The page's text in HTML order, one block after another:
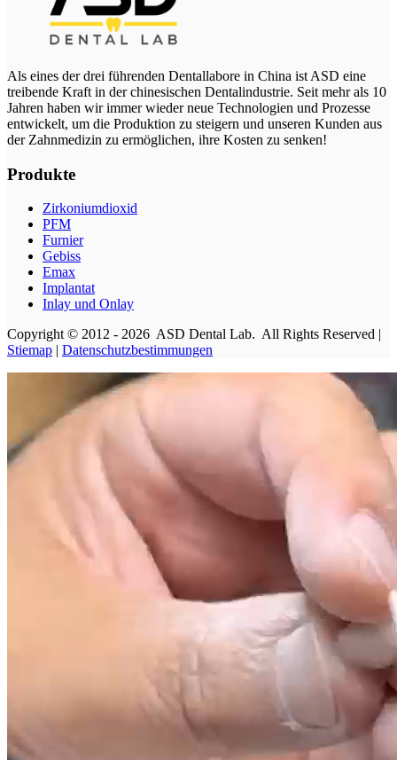
Als eines der drei führenden Dentallabore in China ist ASD eine
treibende Kraft in der chinesischen Dentalindustrie. Seit mehr als 10
Jahren haben wir immer wieder neue Technologien und Prozesse
entwickelt, um die Produktion zu steigern und unseren Kunden aus
der Zahnmedizin zu ermöglichen, ihre Kosten zu senken!
Produkte
Zirkoniumdioxid
PFM
Furnier
Gebiss
Emax
Implantat
Inlay und Onlay
Copyright © 2012 - 2026 ASD Dental Lab. All Rights Reserved |
Stiemap | Datenschutzbestimmungen